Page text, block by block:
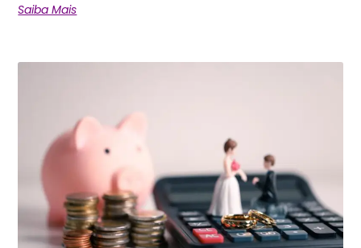
Saiba Mais